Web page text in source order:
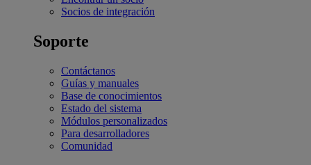
Socios de integración
Soporte
Contáctanos
Guías y manuales
Base de conocimientos
Estado del sistema
Módulos personalizados
Para desarrolladores
Comunidad